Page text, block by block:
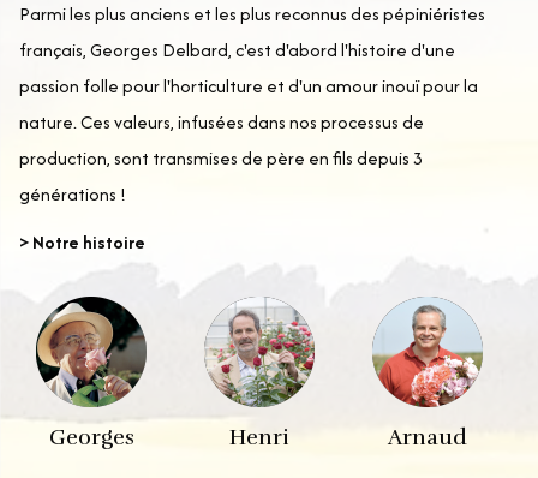
Parmi les plus anciens et les plus reconnus des pépiniéristes
français, Georges Delbard, c'est d'abord l'histoire d'une
passion folle pour l'horticulture et d'un amour inouï pour la
nature. Ces valeurs, infusées dans nos processus de
production, sont transmises de père en fils depuis 3
générations !
> Notre histoire
Georges Henri Arnaud